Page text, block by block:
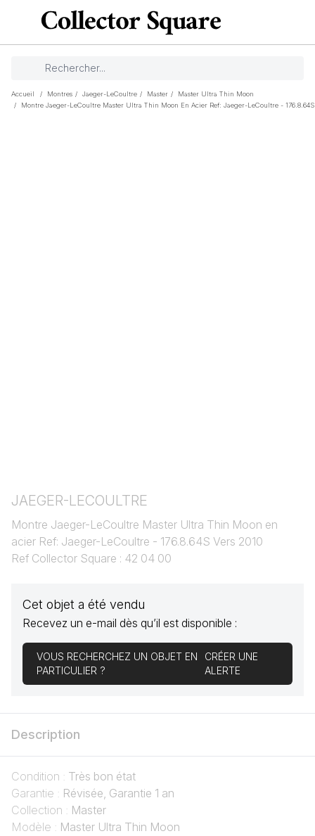
Accueil / Montres / Jaeger-LeCoultre / Master /
Master Ultra Thin Moon
/
Montre Jaeger-LeCoultre Master Ultra Thin Moon En Acier Ref: Jaeger-LeCoultre - 176.8.64S
JAEGER-LECOULTRE
Montre Jaeger-LeCoultre Master Ultra Thin Moon en
acier Ref: Jaeger-LeCoultre - 176.8.64S Vers 2010
Ref Collector Square : 42 04 00
Cet objet a été vendu
Recevez un e-mail dès qu’il est disponible :
VOUS RECHERCHEZ UN OBJET EN
PARTICULIER ?
CRÉER UNE
ALERTE
Description
Condition : Très bon état
Garantie : Révisée, Garantie 1 an
Collection : Master
Modèle : Master Ultra Thin Moon